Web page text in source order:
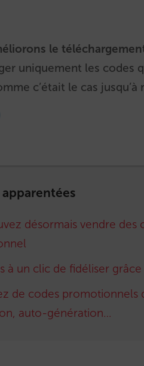
le
uniquement les codes
c’était le cas jusqu’à
apparentées
désormais vendre
à un clic de fidéliser
de codes promotionnels
auto-génération…